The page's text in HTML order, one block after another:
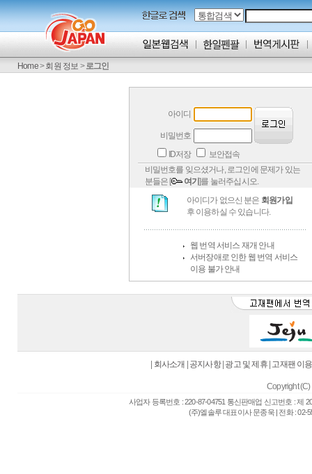
Home>회원 정보 >로그인
아이디
비밀번호
ID저장
보안접속
비밀번호를 잊으셨거나, 로그인에 문제가 있는
분들은 [
여기]를 눌러주십시오.
아이디가 없으신 분은 회원가입
후 이용하실 수 있습니다.
웹 번역 서비스 재개 안내
서버장애로 인한 웹 번역 서비스
이용 불가 안내
회사소개 공지사항| 광고 및 제휴| 고재팬 이
Copyright (C)
사업자 등록번호 : 220-87-04751 통신판매업 신고번호 : 제
(주)엘솔루 대표이사 문종욱 | 전화 : 02-